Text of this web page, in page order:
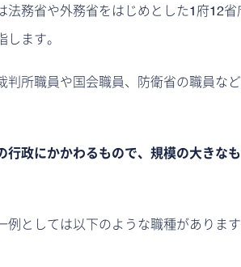
法務省や外務省をはじめとした1府12
します。
判所職員や国会職員、防衛省の職員な
行政にかかわるもので、規模の大きな
例としては以下のような職種があります